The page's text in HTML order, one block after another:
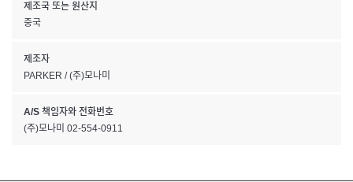
제조국 또는 원산지
중국
제조자
PARKER / (주)모나미
A/S 책임자와 전화번호
(주)모나미 02-554-0911